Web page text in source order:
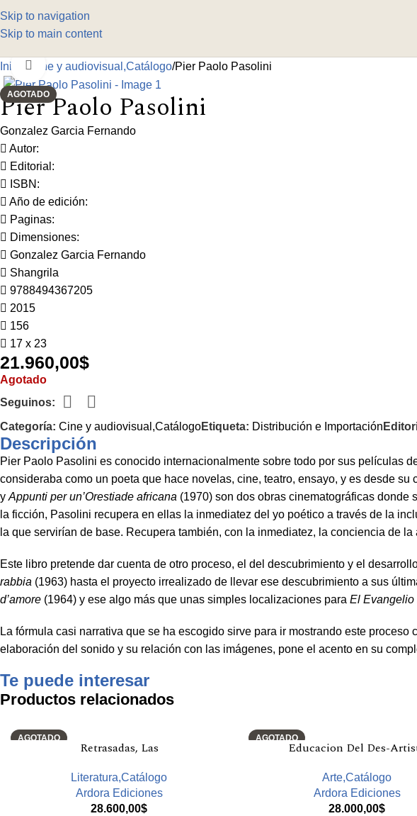
Skip to navigation
Skip to main content
Inicio Cine y audiovisual,Catálogo Pier Paolo Pasolini
AGOTADO
Click to enlarge
Pier Paolo Pasolini
Gonzalez Garcia Fernando
Autor:
Editorial:
ISBN:
Año de edición:
Paginas:
Dimensiones:
Gonzalez Garcia Fernando
Shangrila
9788494367205
2015
156
17 x 23
21.960,00$
Agotado
Seguinos:
Categoría: Cine y audiovisual,CatálogoEtiqueta: Distribución e Importación
Descripción
Pier Paolo Pasolini es conocido internacionalmente sobre todo por sus películas
consideraba como un poeta que hace novelas, cine, teatro, ensayo, y es desde
y Appunti per un’Orestiade africana (1970) son dos obras cinematográficas donde
la ficción, Pasolini recupera en ellas la inmediatez del yo poético a través de la
la que servirían de base. Recupera también, con la inmediatez, la conciencia de
Este libro pretende dar cuenta de otro proceso, el del descubrimiento y el
rabbia (1963) hasta el proyecto irrealizado de llevar ese descubrimiento a sus
d’amore (1964) y ese algo más que unas simples localizaciones para El Evangelio
La fórmula casi narrativa que se ha escogido sirve para ir mostrando este
elaboración del sonido y su relación con las imágenes, pone el acento en su
Te puede interesar
Productos relacionados
AGOTADO
Retrasadas, Las
Literatura,Catálogo
Ardora Ediciones
28.600,00$
AGOTADO
Educacion Del Des-
Arte,Catálogo
Ardora Ediciones
28.000,00$